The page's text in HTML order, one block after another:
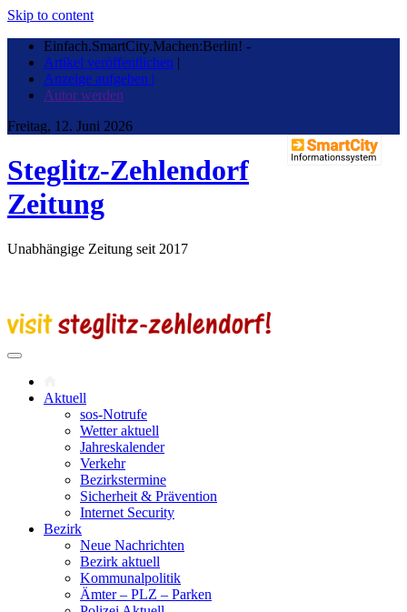
Skip to content
Einfach.SmartCity.Machen:Berlin! -
Artikel veröffentlichen |
Anzeige aufgeben |
Autor werden
Freitag, 12. Juni 2026
Steglitz-Zehlendorf
Zeitung
Unabhängige Zeitung seit 2017
Aktuell
sos-Notrufe
Wetter aktuell
Jahreskalender
Verkehr
Bezirkstermine
Sicherheit & Prävention
Internet Security
Bezirk
Neue Nachrichten
Bezirk aktuell
Kommunalpolitik
Ämter – PLZ – Parken